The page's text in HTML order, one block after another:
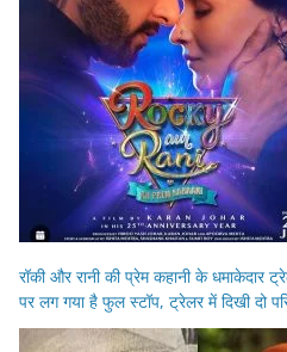
रॉकी और रानी की प्रेम कहानी के धमाकेदार
पर लग गया है फुल स्टॉप, ट्रेलर में दिखी दो